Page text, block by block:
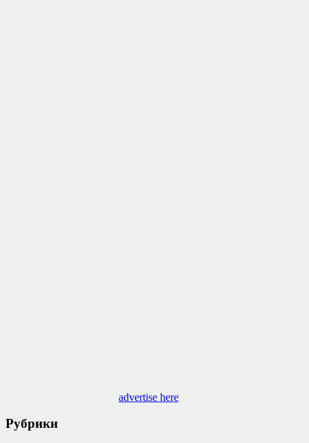
advertise here
Рубрики